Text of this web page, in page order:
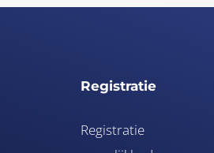
Registratie
Registratie